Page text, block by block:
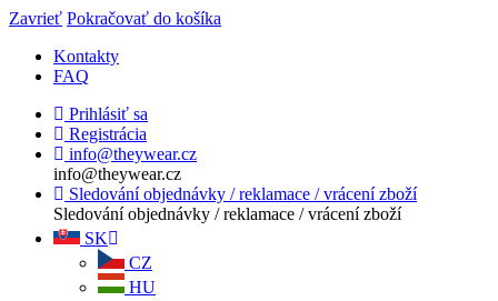
Zavrieť Pokračovať do košíka
Kontakty
FAQ
Prihlásiť sa
Registrácia
info@theywear.cz
info@theywear.cz
Sledování objednávky / reklamace / vrácení zboží
Sledování objednávky / reklamace / vrácení zboží
SK
CZ
HU